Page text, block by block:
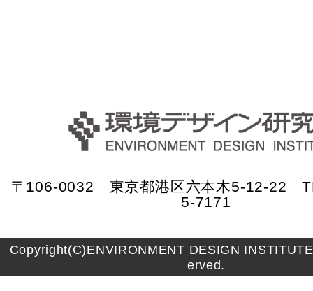
〒106-0032 東京都港区六本木5-12-22
5-7171
Copyright(C)ENVIRONMENT DESIGN
erved.